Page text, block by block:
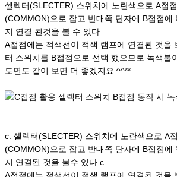
셀렉터(SLECTER) 스위치에 노란색으로 A접
(COMMON)으로 잡고 반대쪽 단자에 B접점에
지 연결 된것을 볼 수 있다.
A접점에는 적색선이 적색 램프에 연결된 것을
터 스위치를 B접점으로 선택 했으므로 녹색불
도면도 같이 보면 더 좋겠지요 ^^**
c. 셀렉터(SLECTER) 스위치에 노란색으로 A
(COMMON)으로 잡고 반대쪽 단자에 B접점에
지 연결된 것을 볼수 있다.c